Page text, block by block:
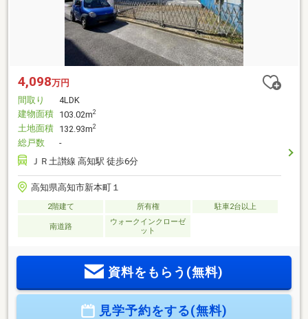
4,098万円
間取り
4LDK
建物面積 103.02m2
土地面積 132.93m2
総戸数
-
ＪＲ土讃線 高知駅 徒歩6分
高知県高知市新本町１
2階建て 所有権 駐車2台以上
南道路
ウォークインクローゼ
ット
資料をもらう(無料)
見学予約をする(無料)